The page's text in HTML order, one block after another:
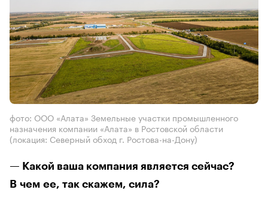
фото: ООО «Алата» Земельные участки промышленного
назначения компании «Алата» в Ростовской области
(локация: Северный обход г. Ростова-на-Дону)
— Какой ваша компания является сейчас?
В чем ее, так скажем, сила?